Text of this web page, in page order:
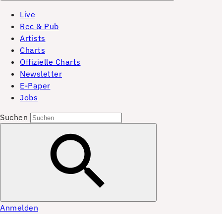
Live
Rec & Pub
Artists
Charts
Offizielle Charts
Newsletter
E-Paper
Jobs
Suchen
Anmelden